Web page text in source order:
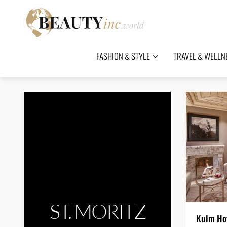
FASHION & STYLE TRAVEL &
ST. MORITZ Kulm